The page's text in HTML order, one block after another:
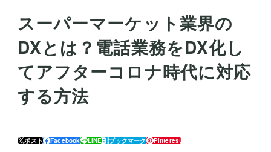
スーパーマーケット業界の
DXとは？電話業務をDX化し
てアフターコロナ時代に対応
する方法
ポスト Facebook LINE ブックマーク Pinterest